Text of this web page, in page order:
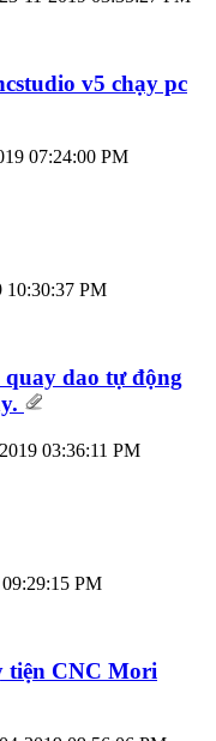
v5 chạy pc
07:24:00 PM
10:30:37 PM
dao tự động
03:36:11 PM
09:29:15 PM
tiện CNC Mori